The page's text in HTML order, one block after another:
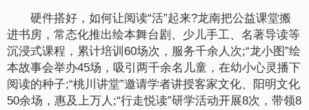
硬件搭好，如何让阅读“活”起来?龙南把公益课堂搬
进书房，常态化推出绘本舞台剧、少儿手工、名著导读等
沉浸式课程，累计培训60场次，服务千余人次;“龙小图”绘
本故事会举办45场，吸引两千余名儿童，在幼小心灵播下
阅读的种子;“桃川讲堂”邀请学者讲授客家文化、阳明文化
50余场，惠及上万人;“行走悦读”研学活动开展8次，带领8